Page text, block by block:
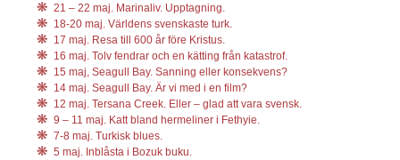
21 – 22 maj. Marinaliv. Upptagning.
18-20 maj. Världens svenskaste turk.
17 maj. Resa till 600 år före Kristus.
16 maj. Tolv fendrar och en kätting från katastrof.
15 maj, Seagull Bay. Sanning eller konsekvens?
14 maj. Seagull Bay. Är vi med i en film?
12 maj. Tersana Creek. Eller – glad att vara svensk.
9 – 11 maj. Katt bland hermeliner i Fethyie.
7-8 maj. Turkisk blues.
5 maj. Inblåsta i Bozuk buku.